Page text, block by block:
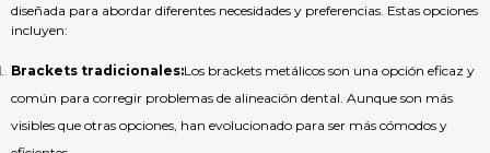
diseñada para abordar diferentes necesidades y preferencias. Estas opciones
incluyen:
Brackets tradicionales:Los brackets metálicos son una opción eficaz y
común para corregir problemas de alineación dental. Aunque son más
visibles que otras opciones, han evolucionado para ser más cómodos y